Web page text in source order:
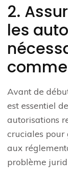
2.
les
Avant de
est essentiel
autorisations
cruciales
aux
problème